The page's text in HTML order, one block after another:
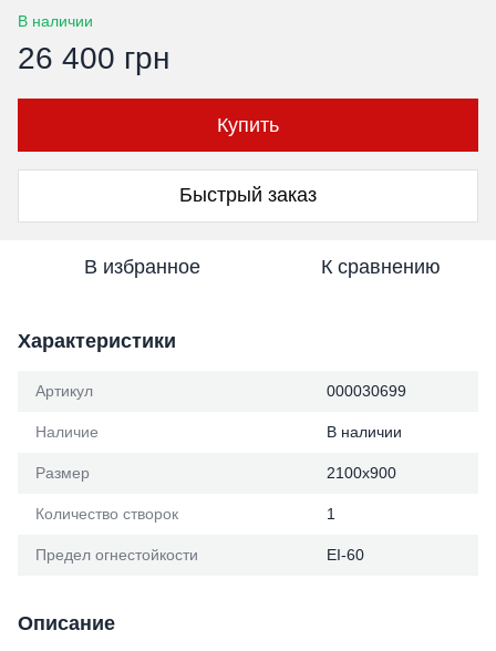
В наличии
26 400 грн
Купить
Быстрый заказ
В избранное К сравнению
Характеристики
Артикул 000030699
Наличие В наличии
Размер 2100х900
Количество створок 1
Предел огнестойкости ЕІ-60
Описание